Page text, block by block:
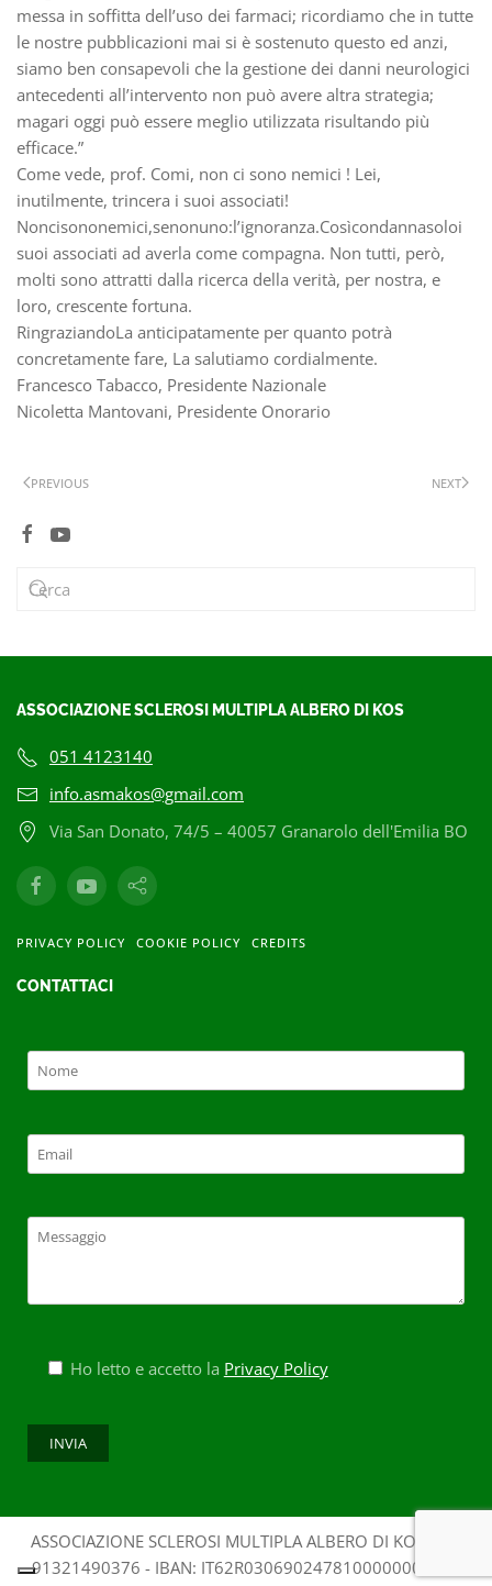
messa in soffitta dell’uso dei farmaci; ricordiamo che in tutte
le nostre pubblicazioni mai si è sostenuto questo ed anzi,
siamo ben consapevoli che la gestione dei danni neurologici
antecedenti all’intervento non può avere altra strategia;
magari oggi può essere meglio utilizzata risultando più
efficace.”
Come vede, prof. Comi, non ci sono nemici ! Lei,
inutilmente, trincera i suoi associati!
Noncisononemici,senonuno:l’ignoranza.Cosìcondannasoloi
suoi associati ad averla come compagna. Non tutti, però,
molti sono attratti dalla ricerca della verità, per nostra, e
loro, crescente fortuna.
RingraziandoLa anticipatamente per quanto potrà
concretamente fare, La salutiamo cordialmente.
Francesco Tabacco, Presidente Nazionale
Nicoletta Mantovani, Presidente Onorario
PREVIOUS NEXT
ASSOCIAZIONE SCLEROSI MULTIPLA ALBERO DI KOS
051 4123140
info.asmakos@gmail.com
Via San Donato, 74/5 – 40057 Granarolo dell'Emilia BO
PRIVACY POLICY COOKIE POLICY CREDITS
CONTATTACI
Ho letto e accetto la Privacy Policy
ASSOCIAZIONE SCLEROSI MULTIPLA ALBERO DI KOS - CF:
91321490376 - IBAN: IT62R0306902478100000009298